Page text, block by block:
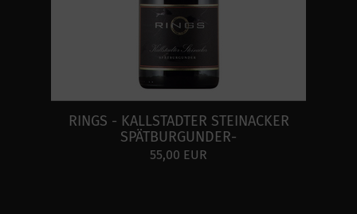
RINGS - KALLSTADTER STEINACKER
SPÄTBURGUNDER-
55,00 EUR